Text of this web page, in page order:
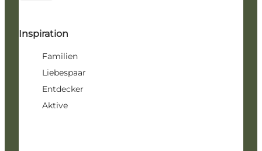
Inspiration
Familien
Liebespaar
Entdecker
Aktive